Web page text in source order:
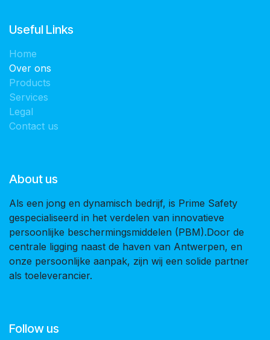
Useful Links
Home
Over ons
Products
Services
Legal
Contact us
About us
Als een jong en dynamisch bedrijf, is Prime Safety
gespecialiseerd in het verdelen van innovatieve
persoonlijke beschermingsmiddelen (PBM).Door de
centrale ligging naast de haven van Antwerpen, en
onze persoonlijke aanpak, zijn wij een solide partner
als toeleverancier.
Follow us